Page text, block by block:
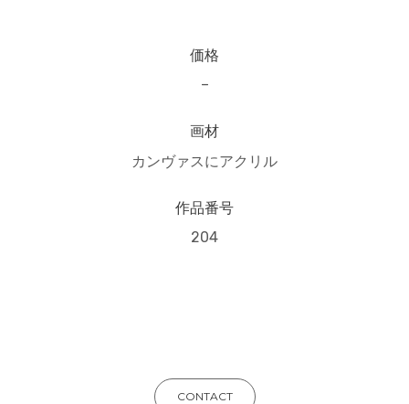
価格
–
画材
カンヴァスにアクリル
作品番号
204
CONTACT